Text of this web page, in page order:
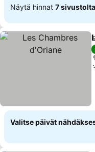
Näytä hinnat 7 sivustolta
Valitse päivät